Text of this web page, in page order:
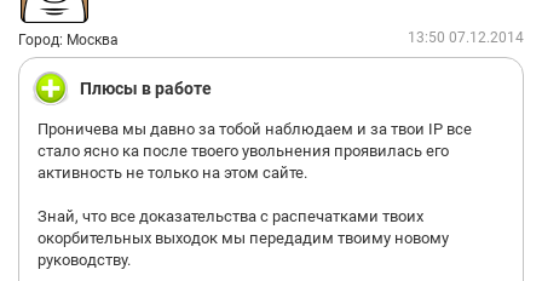
Город: Москва 13:50 07.12.2014
Плюсы в работе
Проничева мы давно за тобой наблюдаем и за твои IP все
стало ясно ка после твоего увольнения проявилась его
активность не только на этом сайте.
Знай, что все доказательства с распечатками твоих
окорбительных выходок мы передадим твоиму новому
руководству.